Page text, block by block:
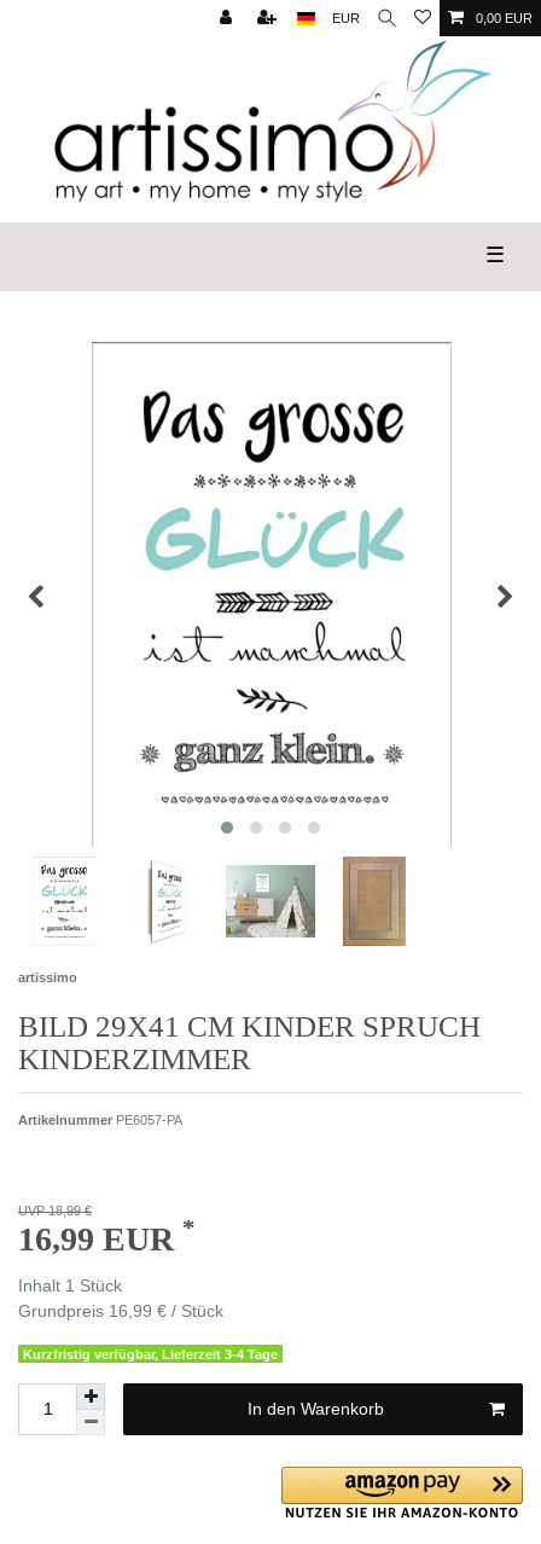
EUR 0,00 EUR
☰
artissimo
BILD 29X41 CM KINDER SPRUCH
KINDERZIMMER
Artikelnummer PE6057-PA
UVP 18,99 €
16,99 EUR *
Inhalt 1 Stück
Grundpreis 16,99 € / Stück
Kurzfristig verfügbar, Lieferzeit 3-4 Tage
In den Warenkorb